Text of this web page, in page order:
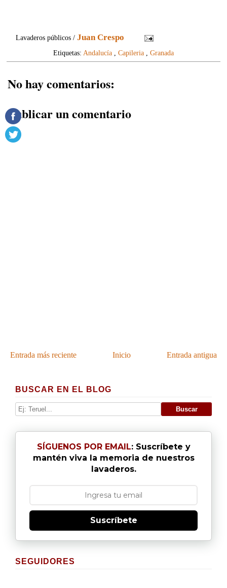
Lavaderos públicos /Juan Crespo
Etiquetas: Andalucía Capileria Granada
No hay comentarios:
Publicar un comentario
Entrada más reciente Entrada antigua
Inicio
BUSCAR EN EL BLOG
SÍGUENOS POR EMAIL: Suscríbete y
mantén viva la memoria de nuestros
lavaderos.
Suscríbete
SEGUIDORES